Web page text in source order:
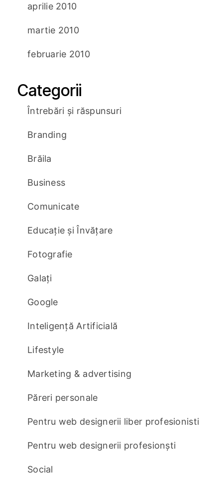
aprilie 2010
martie 2010
februarie 2010
Categorii
Întrebări și răspunsuri
Branding
Brăila
Business
Comunicate
Educație și Învățare
Fotografie
Galați
Google
Inteligență Artificială
Lifestyle
Marketing & advertising
Păreri personale
Pentru web designerii liber profesionisti
Pentru web designerii profesionști
Social